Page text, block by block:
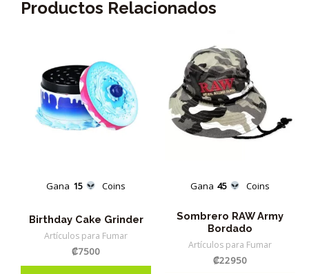
Productos Relacionados
Gana 15 Coins
Birthday Cake Grinder
Artículos para Fumar
₡7500
Gana 45 Coins
Sombrero RAW Army
Bordado
Artículos para Fumar
₡22950